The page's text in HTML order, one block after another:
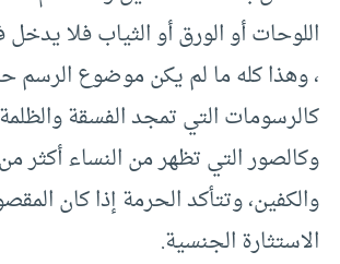
اللوحات أو الورق أو الثياب فلا يدخل
، وهذا كله ما لم يكن موضوع الرسم
كالرسومات التي تمجد الفسقة
وكالصور التي تظهر من النساء أكثر
والكفين، وتتأكد الحرمة إذا كان
الاستثارة الجنسية.